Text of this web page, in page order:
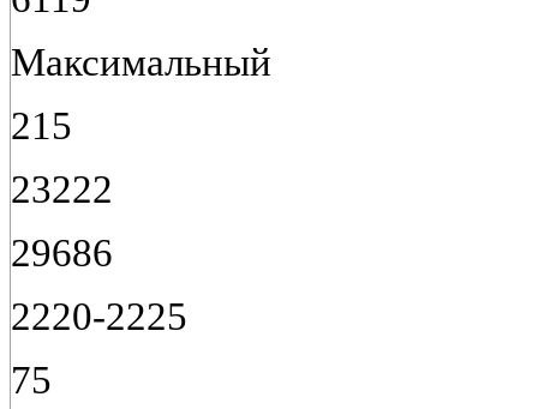
Максимальный
215
23222
29686
2220-2225
75